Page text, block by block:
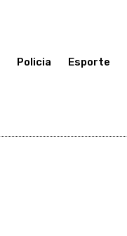
Policia Esporte